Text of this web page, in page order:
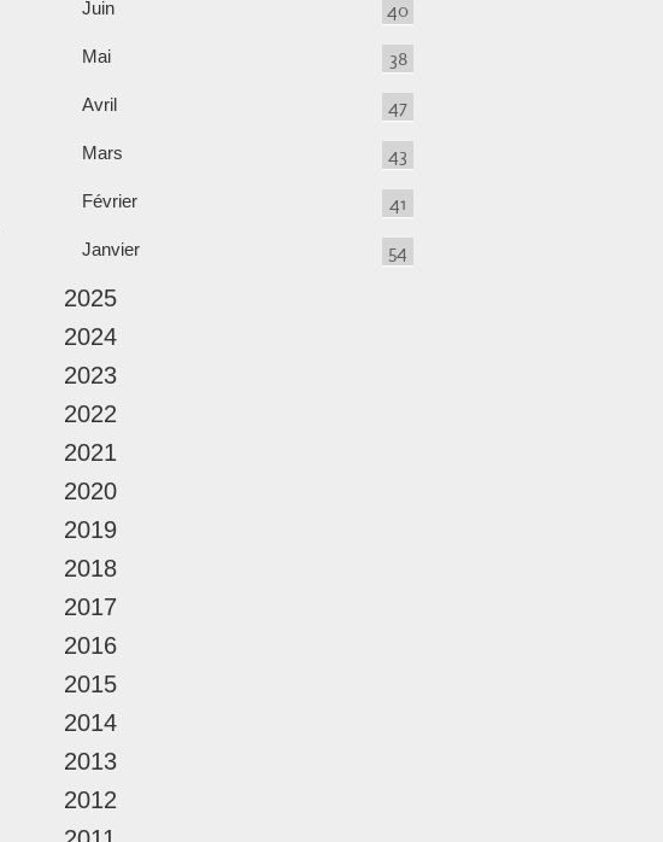
Juin 40
Mai 38
Avril 47
Mars 43
Février 41
Janvier 54
2025
2024
2023
2022
2021
2020
2019
2018
2017
2016
2015
2014
2013
2012